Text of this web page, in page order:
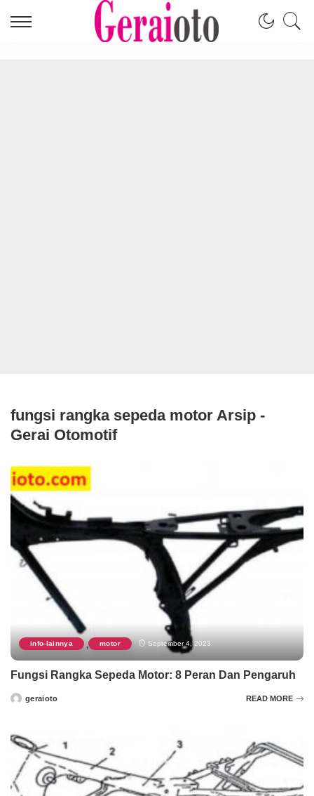
fungsi rangka sepeda motor Arsip -
Gerai Otomotif
info-lainnya , motor September 4, 2023
Fungsi Rangka Sepeda Motor: 8 Peran Dan Pengaruh
Postedgeraioto READ MORE